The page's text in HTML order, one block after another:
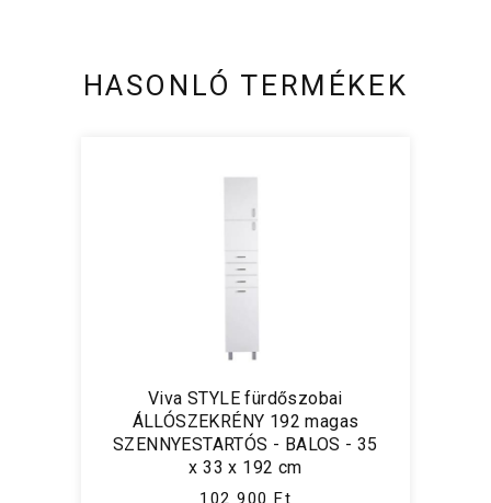
HASONLÓ TERMÉKEK
Viva STYLE fürdőszobai
ÁLLÓSZEKRÉNY 192 magas
SZENNYESTARTÓS - BALOS - 35
x 33 x 192 cm